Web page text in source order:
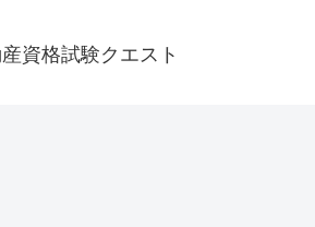
資格試験クエスト